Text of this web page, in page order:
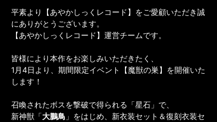
平素より【あやかしっくレコード】をご愛顧いただき誠
にありがとうございます。
【あやかしっくレコード】運営チームです。
皆様により本作をお楽しみいただきたく、
1月4日より、期間限定イベント【魔獣の巣】を開催いた
します！
召喚されたボスを撃破で得られる「星石」で、
新神獣「大鵬鳥 」をはじめ、新衣装セット＆復刻衣装セ